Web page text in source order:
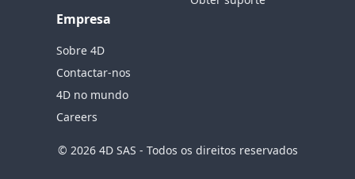
Empresa
Sobre 4D
Contactar-nos
4D no mundo
Careers
© 2026 4D SAS - Todos os direitos reservados